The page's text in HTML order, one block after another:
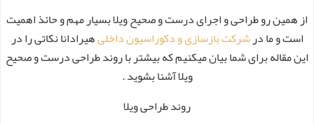
از همین رو طراحی و اجرای درست و صحیح ویلا بسیار مهم و حائذ اهمیت
است و ما درشرکت بازسازی و دکوراسیون داخلیهیرادانا نکاتی را در
این مقاله برای شما بیان میکنیم که بیشتر با روند طراحی درست و صحیح
ویلا آشنا بشوید .
روند طراحی ویلا